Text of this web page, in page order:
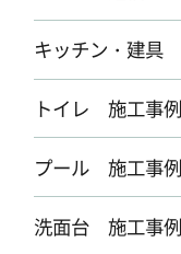
キッチン・建具
トイレ 施工事例
プール 施工事例
洗面台 施工事例